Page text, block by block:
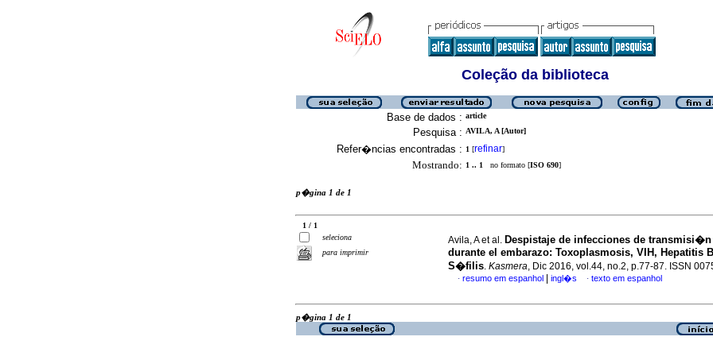
Coleção da biblioteca
Base de dados : article
Pesquisa : AVILA, A [Autor]
Refer�ncias encontradas : 1 [refinar]
Mostrando: 1 .. 1 no formato [ISO 690]
p�gina 1 de 1
1 / 1
seleciona
para imprimir
Avila, A et al. Despistaje de infecciones de transmisi�n
durante el embarazo: Toxoplasmosis, VIH, Hepatitis
S�filis. Kasmera, Dic 2016, vol.44, no.2, p.77-87. ISSN
· resumo em espanhol ingl�s · texto em espanhol
p�gina 1 de 1